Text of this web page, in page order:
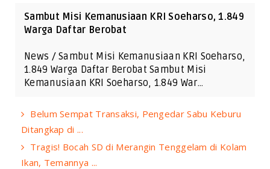
Sambut Misi Kemanusiaan KRI Soeharso, 1.849
Warga Daftar Berobat
News / Sambut Misi Kemanusiaan KRI Soeharso,
1.849 Warga Daftar Berobat Sambut Misi
Kemanusiaan KRI Soeharso, 1.849 War…
Belum Sempat Transaksi, Pengedar Sabu Keburu
Ditangkap di ...
Tragis! Bocah SD di Merangin Tenggelam di Kolam
Ikan, Temannya ...